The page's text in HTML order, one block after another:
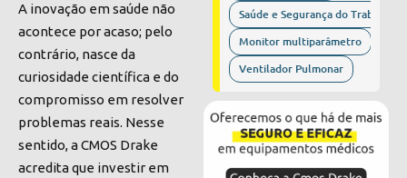
A inovação em saúde não
acontece por acaso; pelo
contrário, nasce da
curiosidade científica e do
compromisso em resolver
problemas reais. Nesse
sentido, a CMOS Drake
acredita que investir em
Saúde e Segurança do Trabalho
Monitor multiparâmetro
Ventilador Pulmonar